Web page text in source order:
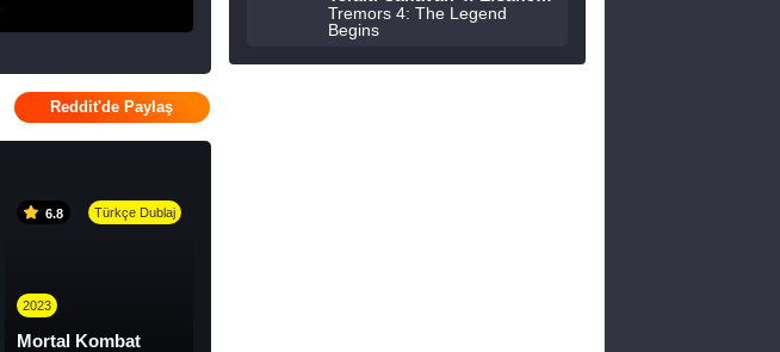
Reddit'de Paylaş
6.8 Türkçe Dublaj
2023
Mortal Kombat
Tremors 4: The Legend
Begins